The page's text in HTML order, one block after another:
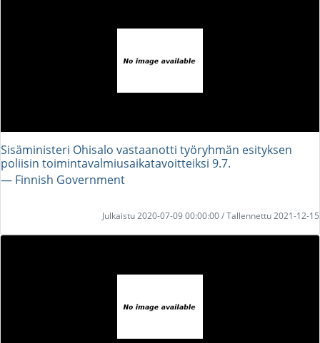
Sisäministeri Ohisalo vastaanotti työryhmän esityksen
poliisin toimintavalmiusaikatavoitteiksi 9.7.
― Finnish Government
Julkaistu 2020-07-09 00:00:00 / Tallennettu 2021-12-15